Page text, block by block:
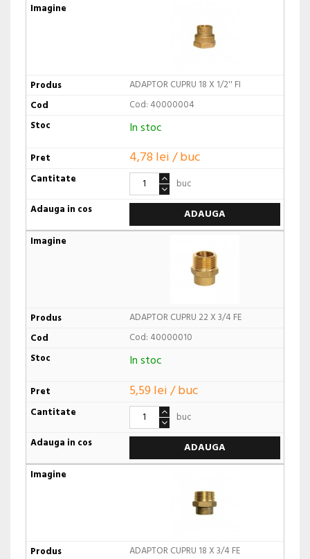
ADAPTOR CUPRU 18 X 1/2'' FI
Cod: 40000004
In stoc
4,78 lei / buc
buc
ADAUGA
ADAPTOR CUPRU 22 X 3/4 FE
Cod: 40000010
In stoc
5,59 lei / buc
buc
ADAUGA
ADAPTOR CUPRU 18 X 3/4 FE